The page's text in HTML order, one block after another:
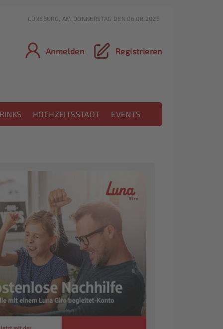
Anmelden Registrieren
HOCHZEITSSTADT EVENTS
LÜNEBURG, AM DONNERSTAG DEN 06.08.2026